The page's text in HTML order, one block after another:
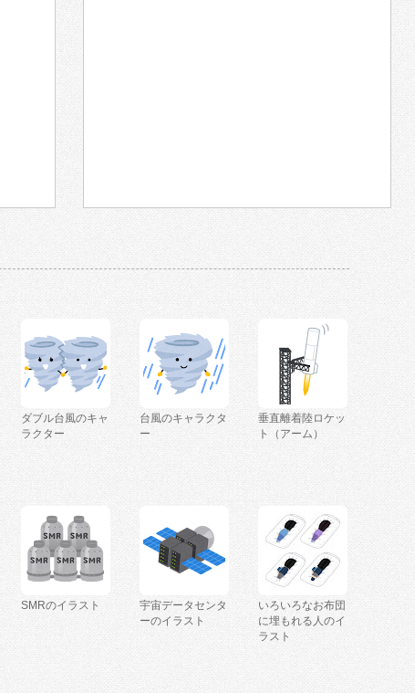
ダブル台風のキャ
ラクター
台風のキャラクタ
ー
垂直離着陸ロケッ
ト（アーム）
SMRのイラスト
宇宙データセンタ
ーのイラスト
いろいろなお布団
に埋もれる人のイ
ラスト